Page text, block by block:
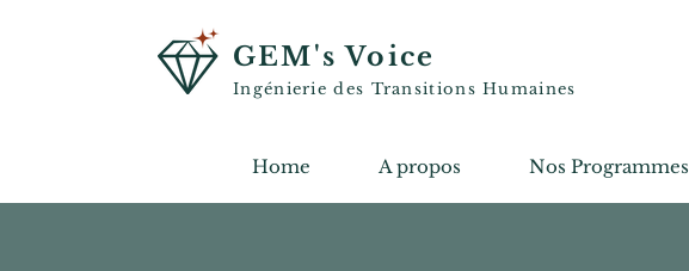
GEM's Voice
Ingénierie des Transitions Humaines
Home A propos Nos Programmes